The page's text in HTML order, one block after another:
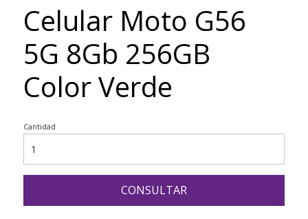
Celular Moto G56
5G 8Gb 256GB
Color Verde
Cantidad
CONSULTAR